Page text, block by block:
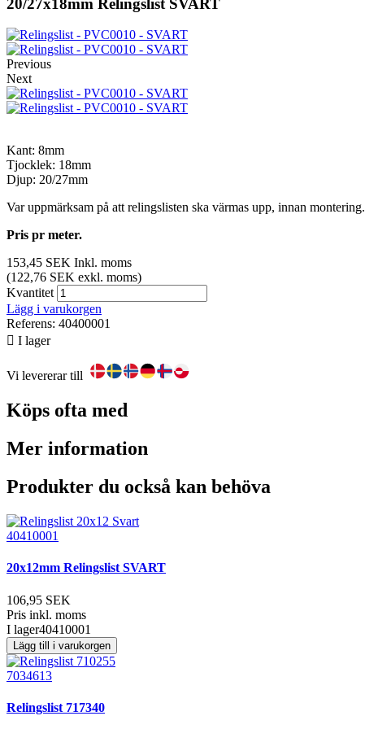
20/27x18mm Relingslist SVART
Previous
Next
Kant: 8mm
Tjocklek: 18mm
Djup: 20/27mm
Var uppmärksam på att relingslisten ska värmas upp, innan montering.
Pris pr meter.
153,45 SEK Inkl. moms
(122,76 SEK exkl. moms)
Kvantitet
Lägg i varukorgen
Referens: 40400001
 I lager
Vi levererar till
Köps ofta med
Mer information
Produkter du också kan behöva
40410001
20x12mm Relingslist SVART
106,95 SEK
Pris inkl. moms
I lager40410001
Lägg till i varukorgen
7034613
Relingslist 717340